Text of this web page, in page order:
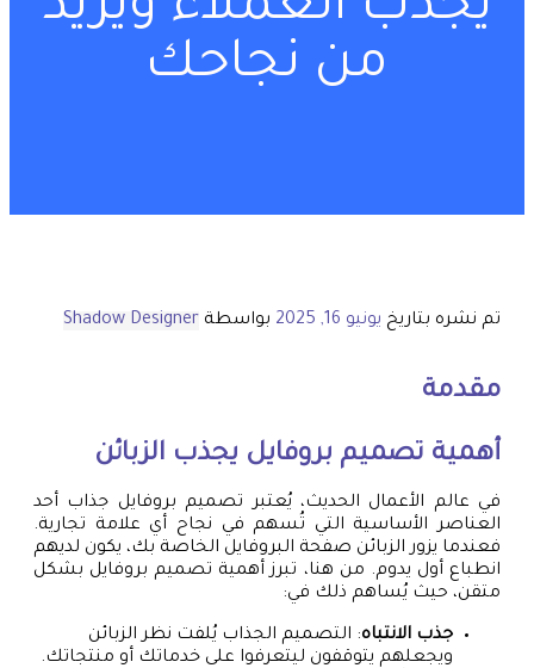
من نجاحك
تم نشره بتاريخ يونيو 16, 2025 بواسطة Shadow Designer
مقدمة
أهمية تصميم بروفايل يجذب الزبائن
في عالم الأعمال الحديث، يُعتبر تصميم بروفايل جذاب أحد
العناصر الأساسية التي تُسهم في نجاح أي علامة تجارية.
فعندما يزور الزبائن صفحة البروفايل الخاصة بك، يكون لديهم
انطباع أول يدوم. من هنا، تبرز أهمية تصميم بروفايل بشكل
متقن، حيث يُساهم ذلك في:
جذب الانتباه: التصميم الجذاب يُلفت نظر الزبائن
ويجعلهم يتوقفون ليتعرفوا على خدماتك أو منتجاتك.